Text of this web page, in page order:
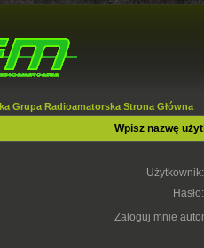
Grupa Radioamatorska Strona Główna
Wpisz nazwę
Użytkownik:
Hasło:
Zaloguj mnie